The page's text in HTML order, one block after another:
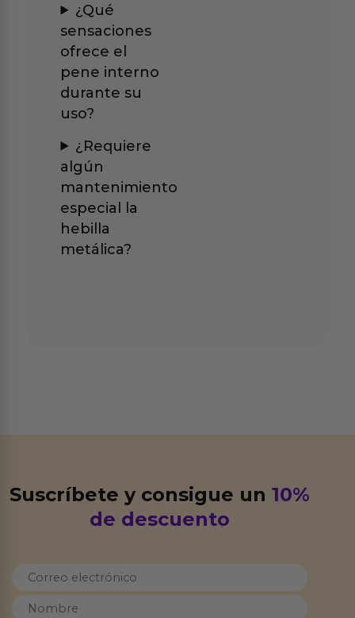
¿Qué
sensaciones
ofrece el
pene interno
durante su
uso?
¿Requiere
algún
mantenimiento
especial la
hebilla
metálica?
Suscríbete y consigue un10%
de descuento